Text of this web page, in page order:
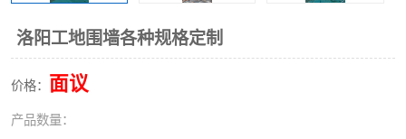
洛阳工地围墙各种规格定制
价格： 面议
产品数量：